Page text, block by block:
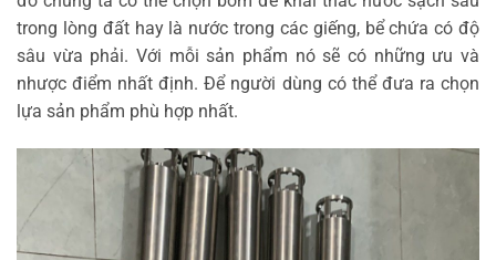
trong lòng đất hay là nước trong các giếng, bể chứa có độ
sâu vừa phải. Với mỗi sản phẩm nó sẽ có những ưu và
nhược điểm nhất định. Để người dùng có thể đưa ra chọn
lựa sản phẩm phù hợp nhất.